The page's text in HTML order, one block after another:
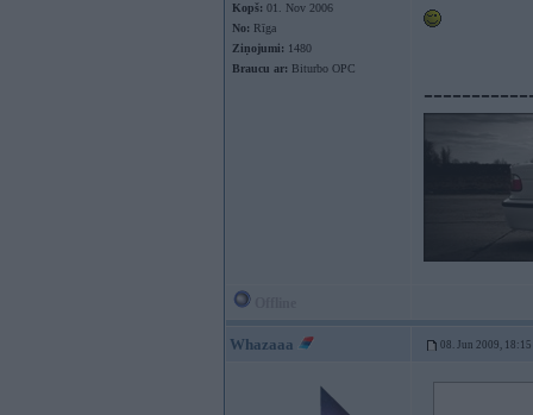
Kopš: 01. Nov 2006
No: Rīga
Ziņojumi: 1480
Braucu ar: Biturbo OPC
Whazaaa 08. Jun 2009, 18:15